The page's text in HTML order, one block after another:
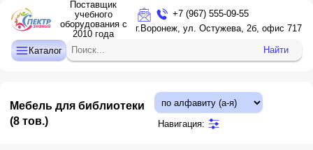
Поставщик
учебного
оборудования с
2010 года
+7 (967) 555-09-55
г.Воронеж, ул. Остужева, 2б, офис 717
Каталог
ДЕТСКИЙ САД
НАЧАЛЬНАЯ ШКОЛА
ДОПОЛНИТЕЛЬНОЕ ОБРАЗОВАНИЕ
КАБИНЕТ ЛОГОПЕДА/ПСИХОЛОГА
Найти
Мебель для библиотеки
(8 тов.)
Навигация: